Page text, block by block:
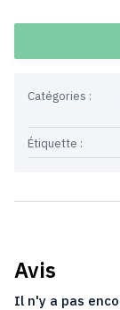
Catégories :
Étiquette :
Avis
Il n'y a pas